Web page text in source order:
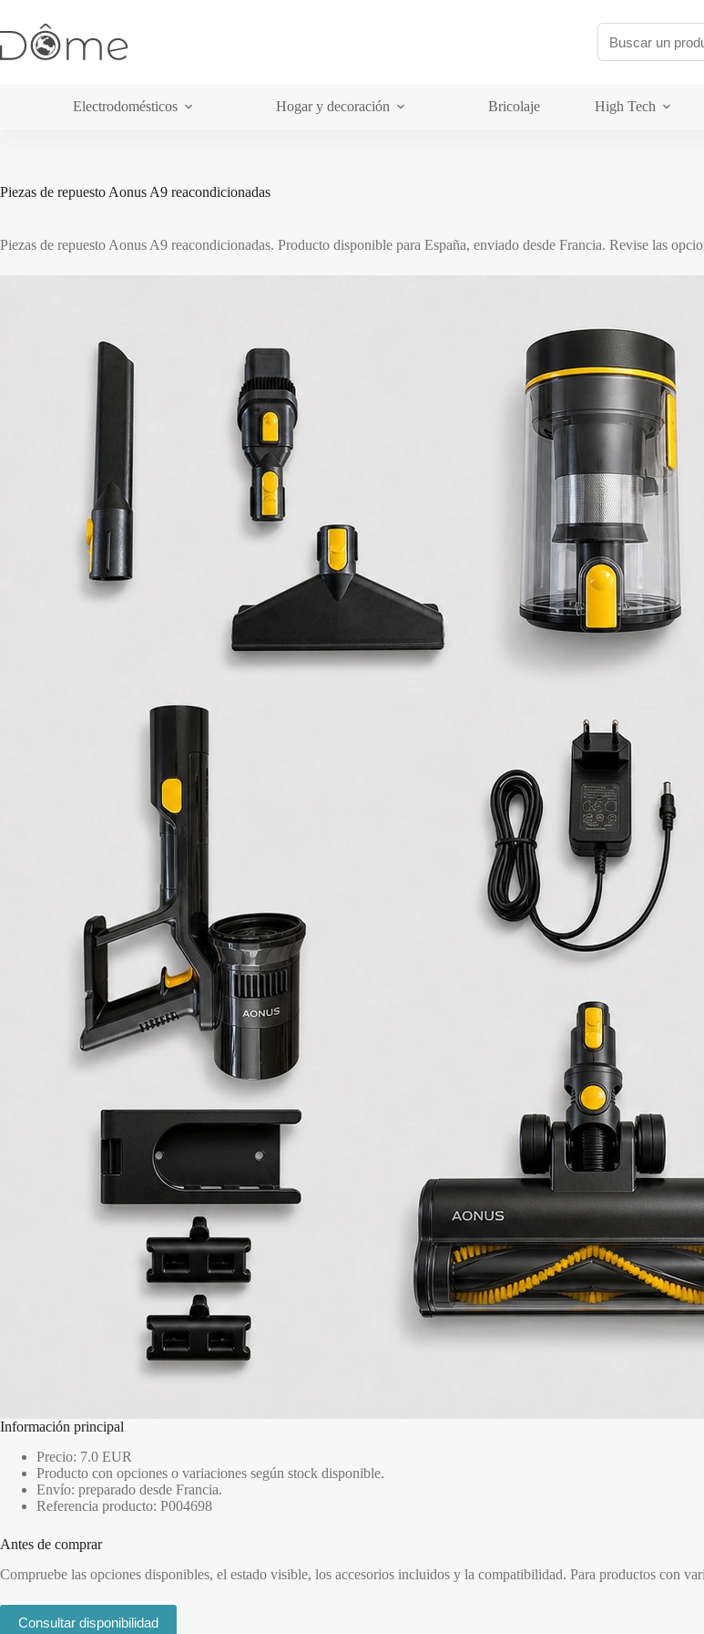
contenido
Electrodomésticos Hogar y decoración Bricolaje High Tech
Piezas de repuesto Aonus A9 reacondicionadas
Piezas de repuesto Aonus A9 reacondicionadas. Producto disponible para España, enviado desde Francia. Revise las
Información principal
Precio: 7.0 EUR
Producto con opciones o variaciones según stock disponible.
Envío: preparado desde Francia.
Referencia producto: P004698
Antes de comprar
Compruebe las opciones disponibles, el estado visible, los accesorios incluidos y la compatibilidad. Para productos con
Consultar disponibilidad